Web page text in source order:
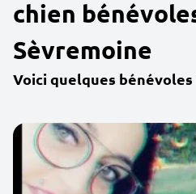
chien
Sèvremoine
Voici quelques